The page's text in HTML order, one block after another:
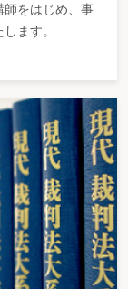
師をはじめ、事
ます。